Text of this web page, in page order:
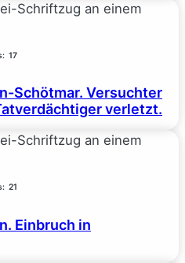
17
Schötmar. Versuchter
verletzt.
21
Einbruch in